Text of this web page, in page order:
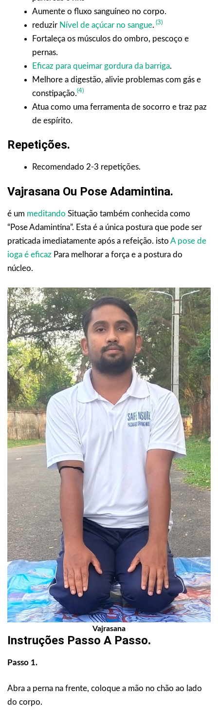
Aumente o fluxo sanguíneo no corpo.
reduzir Nível de açúcar no sangue. (3)
Fortaleça os músculos do ombro, pescoço e
pernas.
Eficaz para queimar gordura da barriga.
Melhore a digestão, alivie problemas com gás e
constipação.(4)
Atua como uma ferramenta de socorro e traz paz
de espírito.
Repetições.
Recomendado 2-3 repetições.
Vajrasana Ou Pose Adamintina.
é um meditando Situação também conhecida como
“Pose Adamintina”. Esta é a única postura que pode ser
praticada imediatamente após a refeição. isto A pose de
ioga é eficaz Para melhorar a força e a postura do
núcleo.
Vajrasana
Instruções Passo A Passo.
Passo 1.
Abra a perna na frente, coloque a mão no chão ao lado
do corpo.